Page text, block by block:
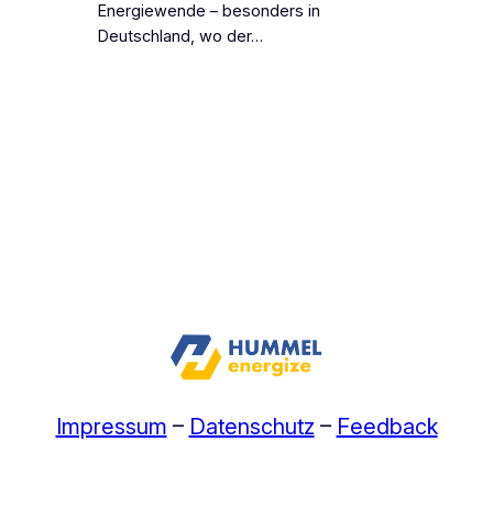
Energiewende – besonders in
Deutschland, wo der…
Impressum – Datenschutz – Feedback